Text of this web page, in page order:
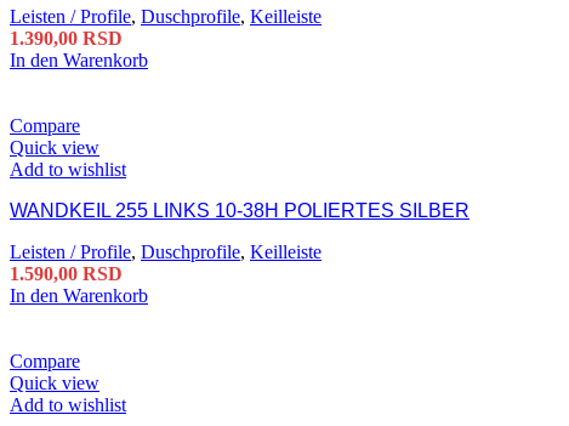
Leisten / Profile, Duschprofile, Keilleiste
1.390,00 RSD
In den Warenkorb
Compare
Quick view
Add to wishlist
WANDKEIL 255 LINKS 10-38H POLIERTES SILBER
Leisten / Profile, Duschprofile, Keilleiste
1.590,00 RSD
In den Warenkorb
Compare
Quick view
Add to wishlist